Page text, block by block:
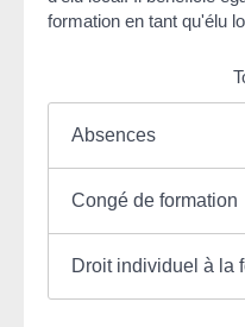
formation en tant qu'élu
Absences
Congé de formation
Droit individuel à la